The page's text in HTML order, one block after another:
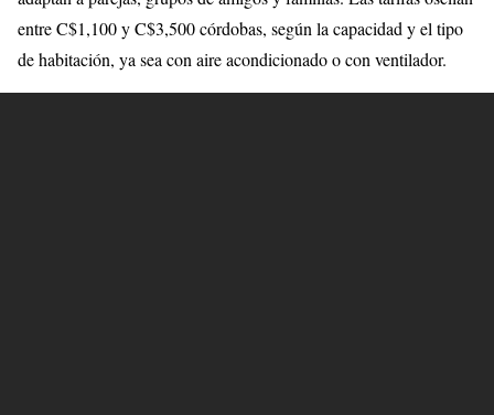
entre C$1,100 y C$3,500 córdobas, según la capacidad y el tipo
de habitación, ya sea con aire acondicionado o con ventilador.